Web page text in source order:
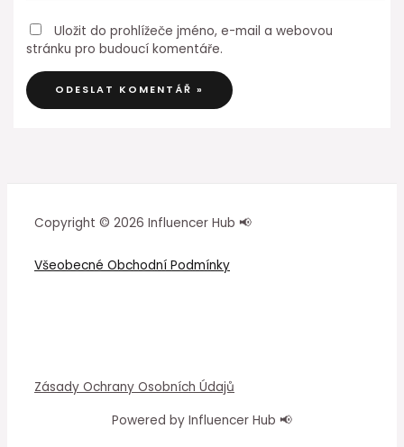
Uložit do prohlížeče jméno, e-mail a webovou
stránku pro budoucí komentáře.
Copyright © 2026 Influencer Hub 📢
Všeobecné Obchodní Podmínky
Zásady Ochrany Osobních Údajů
Powered by Influencer Hub 📢